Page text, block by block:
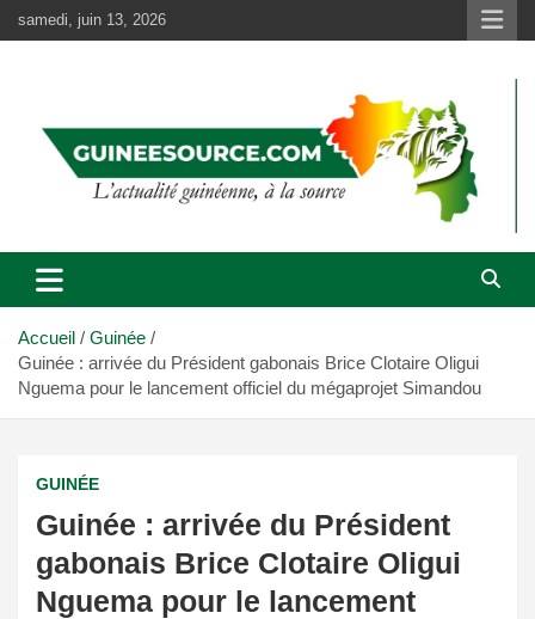
au
samedi, juin 13, 2026
Accueil
Guinée
Guinée : arrivée du Président gabonais Brice Clotaire Oligui
Nguema pour le lancement officiel du mégaprojet Simandou
GUINÉE
Guinée : arrivée du Président
gabonais Brice Clotaire Oligui
Nguema pour le lancement